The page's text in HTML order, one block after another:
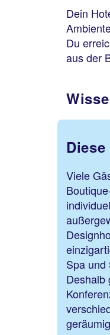
Dein
Du
aus der
Viele
Spa und
Deshalb